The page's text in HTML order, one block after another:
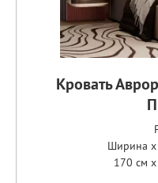
Кровать
Ширина x
170 см